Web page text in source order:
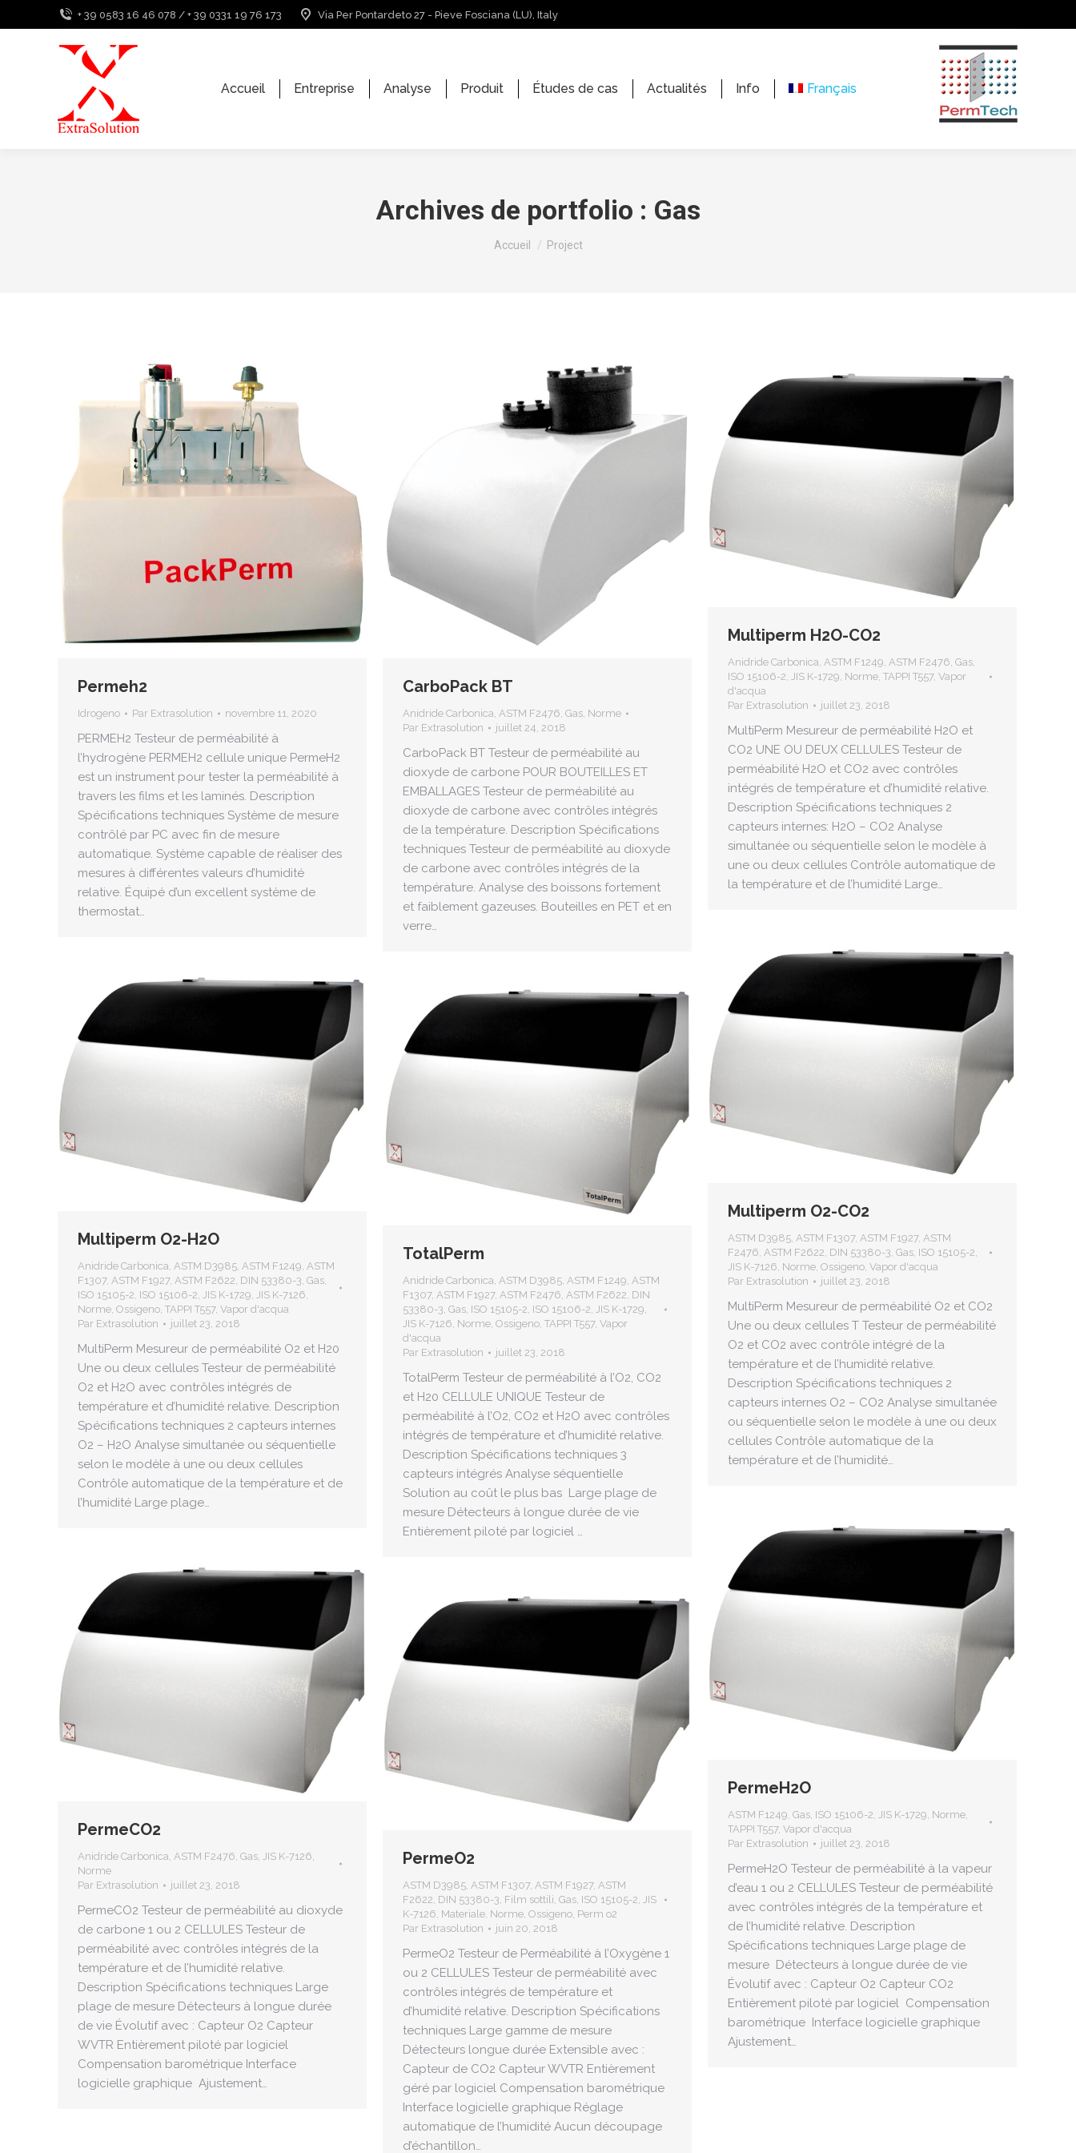
+ 39 0583 16 46 078 / + 39 0331 19 76 173 Via Per Pontardeto 27 - Pieve Fosciana (LU), Italy
Accueil Entreprise Analyse Produit Études de cas Actualités Info Français
Archives de portfolio : Gas
Accueil Project
Permeh2
Idrogeno Par Extrasolution novembre 11, 2020
PERMEH2 Testeur de perméabilité à
l’hydrogène PERMEH2 cellule unique PermeH2
est un instrument pour tester la perméabilité à
travers les films et les laminés. Description
Spécifications techniques Système de mesure
contrôlé par PC avec fin de mesure
automatique. Système capable de réaliser des
mesures à différentes valeurs d’humidité
relative. Équipé d’un excellent système de
thermostat…
CarboPack BT
Anidride Carbonica, ASTM F2476, Gas, Norme
Par Extrasolution juillet 24, 2018
CarboPack BT Testeur de perméabilité au
dioxyde de carbone POUR BOUTEILLES ET
EMBALLAGES Testeur de perméabilité au
dioxyde de carbone avec contrôles intégrés
de la température. Description Spécifications
techniques Testeur de perméabilité au dioxyde
de carbone avec contrôles intégrés de la
température. Analyse des boissons fortement
et faiblement gazeuses. Bouteilles en PET et en
verre…
Multiperm H2O-CO2
Anidride Carbonica ASTM F1249 ASTM F2476 Gas
ISO 15106-2
JIS K-1729 Norme TAPPI T557, Vapor
d'acqua
Par Extrasolution juillet 23, 2018
MultiPerm Mesureur de perméabilité H2O et
CO2 UNE OU DEUX CELLULES Testeur de
perméabilité H2O et CO2 avec contrôles
intégrés de température et d’humidité relative.
Description Spécifications techniques 2
capteurs internes: H2O – CO2 Analyse
simultanée ou séquentielle selon le modèle à
une ou deux cellules Contrôle automatique de
la température et de l’humidité Large…
Multiperm O2-CO2
ASTM D3985 ASTM F1307, ASTM F1927, ASTM
F2476 ASTM F2622 DIN 53380-3 Gas ISO 15105-2
JIS K-7126 Norme Ossigeno Vapor d'acqua
Par Extrasolution juillet 23, 2018
MultiPerm Mesureur de perméabilité O2 et CO2
Une ou deux cellules T Testeur de perméabilité
O2 et CO2 avec contrôle intégré de la
température et de l’humidité relative.
Description Spécifications techniques 2
capteurs internes O2 – CO2 Analyse simultanée
ou séquentielle selon le modèle à une ou deux
cellules Contrôle automatique de la
température et de l’humidité…
Multiperm O2-H2O
Anidride Carbonica ASTM D3985 ASTM F1249 ASTM
F1307, ASTM F1927, ASTM F2622 DIN 53380-3 Gas
ISO 15105-2 ISO 15106-2 JIS K-1729 JIS K-7126
Norme Ossigeno TAPPI T557, Vapor d'acqua
Par Extrasolution juillet 23, 2018
MultiPerm Mesureur de perméabilité O2 et H20
Une ou deux cellules Testeur de perméabilité
O2 et H2O avec contrôles intégrés de
température et d’humidité relative. Description
Spécifications techniques 2 capteurs internes
O2 – H2O Analyse simultanée ou séquentielle
selon le modèle à une ou deux cellules
Contrôle automatique de la température et de
l’humidité Large plage…
TotalPerm
Anidride Carbonica ASTM D3985 ASTM F1249 ASTM
F1307, ASTM F1927, ASTM F2476 ASTM F2622 DIN
53380-3 Gas ISO 15105-2 ISO 15106-2 JIS K-1729
JIS K-7126 Norme Ossigeno TAPPI T557, Vapor
d'acqua
Par Extrasolution juillet 23, 2018
TotalPerm Testeur de perméabilité à l’O2, CO2
et H20 CELLULE UNIQUE Testeur de
perméabilité à l’O2, CO2 et H2O avec contrôles
intégrés de température et d’humidité relative.
Description Spécifications techniques 3
capteurs intégrés Analyse séquentielle
Solution au coût le plus bas Large plage de
mesure Détecteurs à longue durée de vie
Entièrement piloté par logiciel …
PermeH2O
ASTM F1249 Gas ISO 15106-2 JIS K-1729 Norme
TAPPI T557, Vapor d'acqua
Par Extrasolution juillet 23, 2018
PermeH2O Testeur de perméabilité à la vapeur
d’eau 1 ou 2 CELLULES Testeur de perméabilité
avec contrôles intégrés de la température et
de l’humidité relative. Description
Spécifications techniques Large plage de
mesure Détecteurs à longue durée de vie
Évolutif avec : Capteur O2 Capteur CO2
Entièrement piloté par logiciel Compensation
barométrique Interface logicielle graphique
Ajustement…
PermeCO2
Anidride Carbonica ASTM F2476 Gas JIS K-7126
Norme
Par Extrasolution juillet 23, 2018
PermeCO2 Testeur de perméabilité au dioxyde
de carbone 1 ou 2 CELLULES Testeur de
perméabilité avec contrôles intégrés de la
température et de l’humidité relative.
Description Spécifications techniques Large
plage de mesure Détecteurs à longue durée
de vie Évolutif avec : Capteur O2 Capteur
WVTR Entièrement piloté par logiciel
Compensation barométrique Interface
logicielle graphique Ajustement…
PermeO2
ASTM D3985 ASTM F1307, ASTM F1927, ASTM
F2622 DIN 53380-3 Film sottili Gas ISO 15105-2
JIS
K-7126 Materiale Norme Ossigeno Perm o2
Par Extrasolution juin 20, 2018
PermeO2 Testeur de Perméabilité à l’Oxygène 1
ou 2 CELLULES Testeur de perméabilité avec
contrôles intégrés de température et
d’humidité relative. Description Spécifications
techniques Large gamme de mesure
Détecteurs longue durée Extensible avec :
Capteur de CO2 Capteur WVTR Entièrement
géré par logiciel Compensation barométrique
Interface logicielle graphique Réglage
automatique de l’humidité Aucun découpage
d’échantillon…